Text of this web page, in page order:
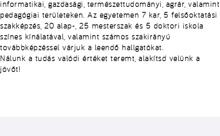
informatikai, gazdasági, természettudományi, agrár, valamint
pedagógiai területeken. Az egyetemen 7 kar, 5 felsőoktatási
szakképzés, 20 alap-, 25 mesterszak és 5 doktori iskola
színes kínálatával, valamint számos szakirányú
továbbképzéssel várjuk a leendő hallgatókat.
Nálunk a tudás valódi értéket teremt, alakítsd velünk a
jövőt!